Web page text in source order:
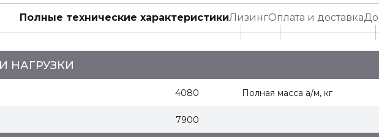
Полные технические характеристикиЛизингОплата и доставка
НАГРУЗКИ
4080 Полная масса а/м, кг
7900